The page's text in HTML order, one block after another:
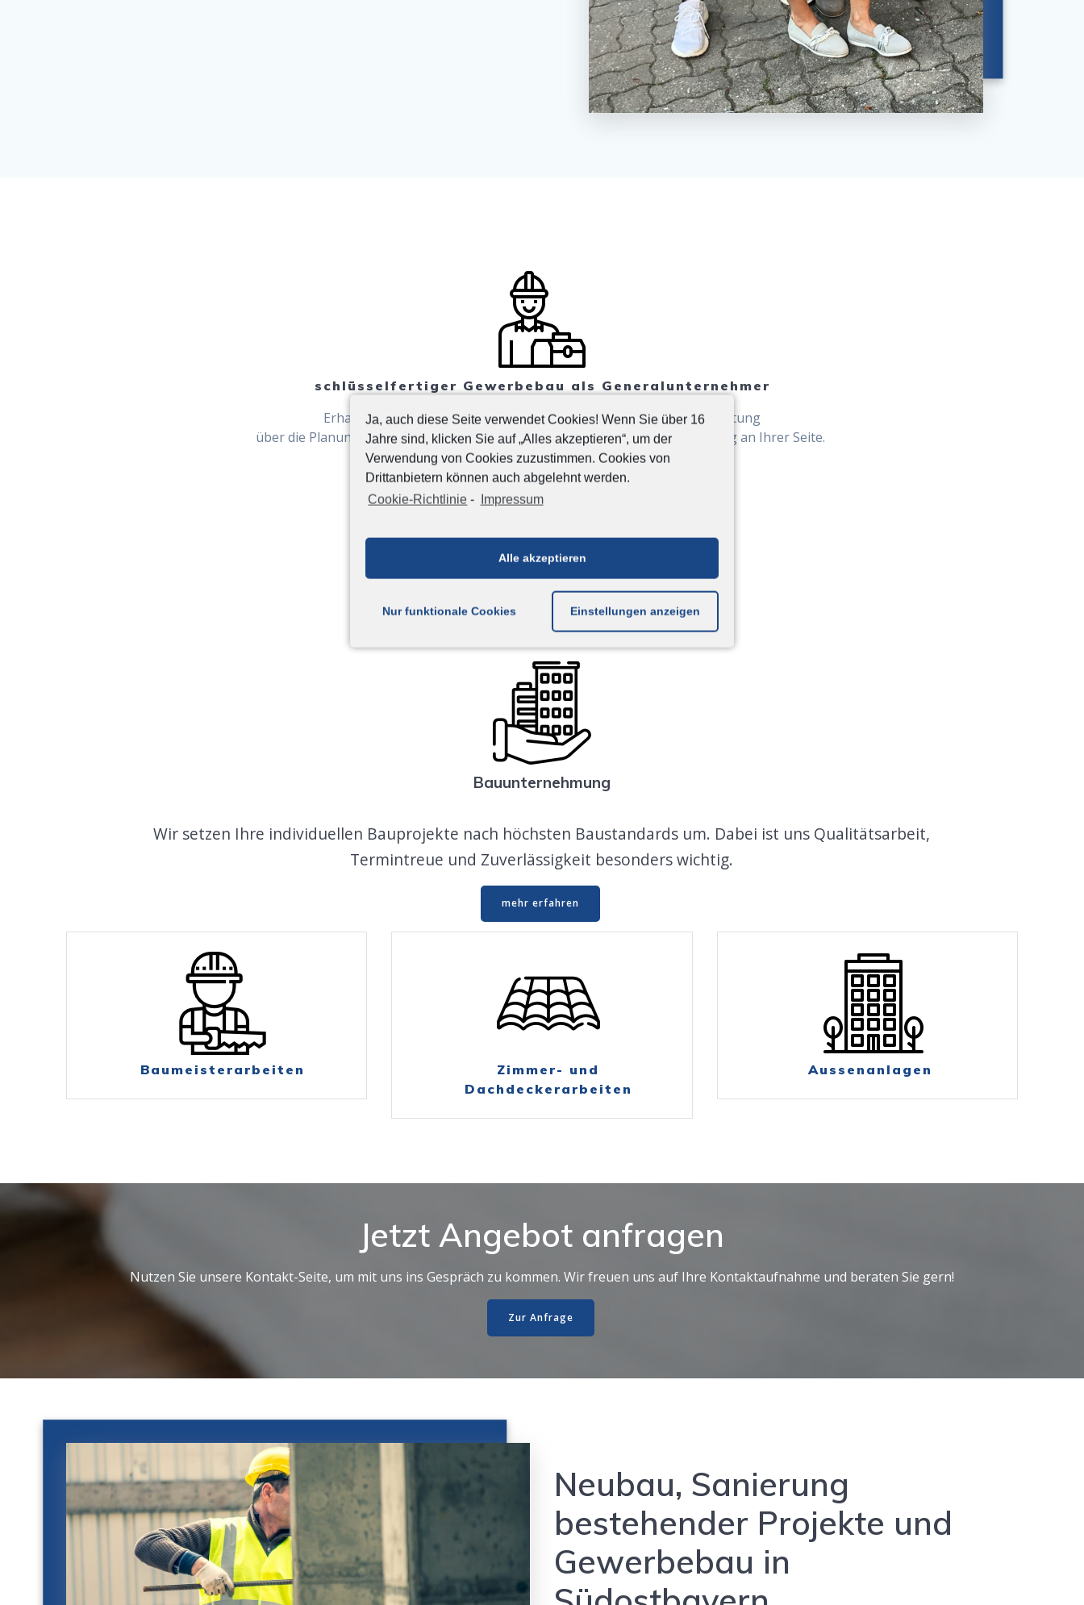
Ja, auch diese Seite verwendet Cookies! Wenn Sie über 16
Jahre sind, klicken Sie auf „Alles akzeptieren“, um der
Verwendung von Cookies zuzustimmen. Cookies von
Drittanbietern können auch abgelehnt werden.
Cookie-Richtlinie - Impressum
Alle akzeptieren
Nur funktionale Cookies Einstellungen anzeigen
schlüsselfertiger Gewerbebau als Generalunternehmer
Erhalten Sie bei uns die Komplettleistung: Angefangen mit der Beratung
über die Planung bis hin zur schlüsselfertigen Übergabe stehen wir zuverlässig an Ihrer Seite.
mehr erfahren
Bauunternehmung
Wir setzen Ihre individuellen Bauprojekte nach höchsten Baustandards um. Dabei ist uns Qualitätsarbeit,
Termintreue und Zuverlässigkeit besonders wichtig.
mehr erfahren
Baumeisterarbeiten
Zimmer- und
Dachdeckerarbeiten
Aussenanlagen
Jetzt Angebot anfragen
Nutzen Sie unsere Kontakt-Seite, um mit uns ins Gespräch zu kommen. Wir freuen uns auf Ihre Kontaktaufnahme und beraten Sie gern!
Zur Anfrage
Neubau, Sanierung
bestehender Projekte und
Gewerbebau in